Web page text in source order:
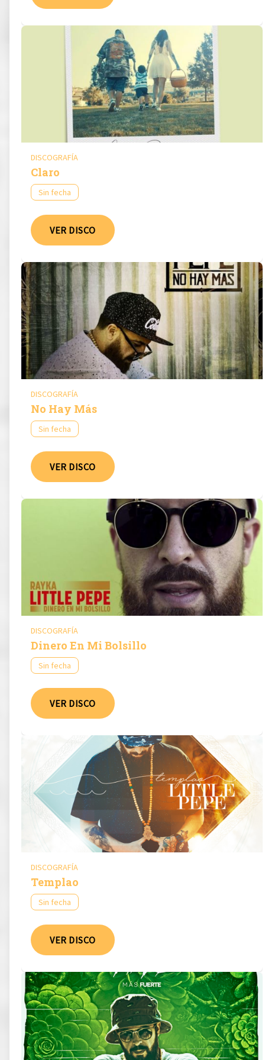
DISCOGRAFÍA
Claro
Sin fecha
VER DISCO
DISCOGRAFÍA
No Hay Más
Sin fecha
VER DISCO
DISCOGRAFÍA
Dinero En Mi Bolsillo
Sin fecha
VER DISCO
DISCOGRAFÍA
Templao
Sin fecha
VER DISCO